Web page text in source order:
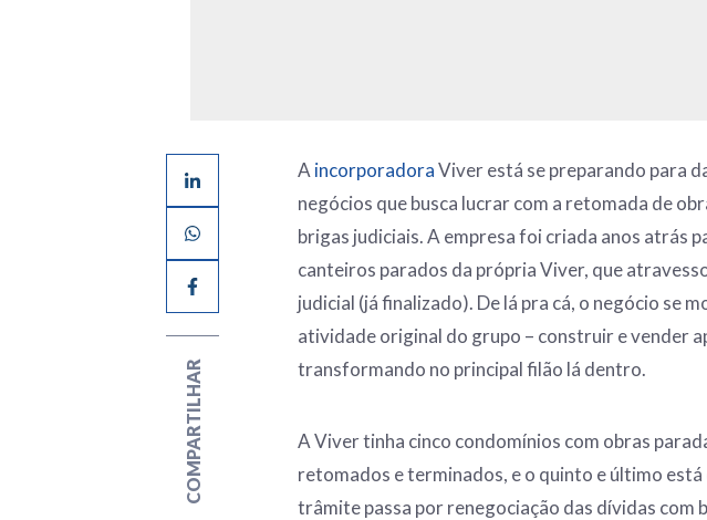
COMPARTILHAR
A incorporadoraViver está se preparando para
negócios que busca lucrar com a retomada de
brigas judiciais. A empresa foi criada anos atrás
canteiros parados da própria Viver, que
judicial (já finalizado). De lá pra cá, o negócio se
atividade original do grupo – construir e vender
transformando no principal filão lá dentro.
A Viver tinha cinco condomínios com obras
retomados e terminados, e o quinto e último está
trâmite passa por renegociação das dívidas com